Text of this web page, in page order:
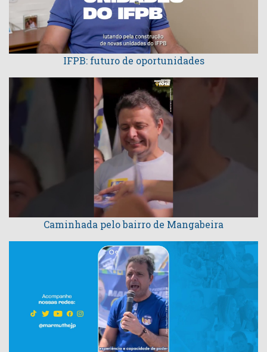
IFPB: futuro de oportunidades
Caminhada pelo bairro de Mangabeira